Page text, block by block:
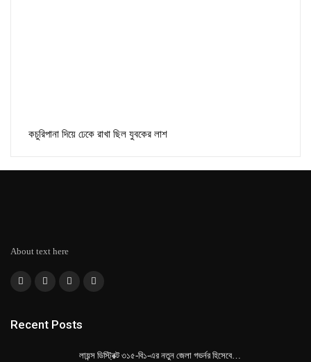
কচুরিপানা দিয়ে ঢেকে রাখা ছিল যুবকের লাশ
About text here
Recent Posts
লায়ন্স ডিস্ট্রিক্ট ৩১৫-বি১-এর নতুন জেলা গভর্নর হিসেবে…